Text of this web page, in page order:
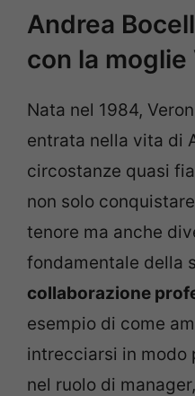
Andrea
con la
Nata nel 1984,
entrata nella vita di
circostanze quasi
non solo
tenore ma anche
fondamentale della
collaborazione
esempio di come
intrecciarsi in modo
nel ruolo di